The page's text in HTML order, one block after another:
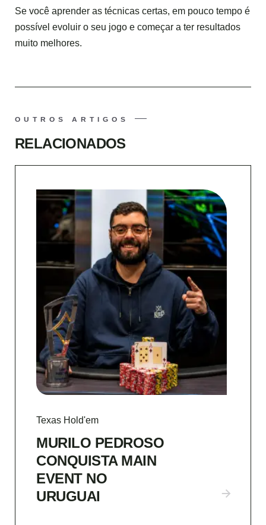
Se você aprender as técnicas certas, em pouco tempo é
possível evoluir o seu jogo e começar a ter resultados
muito melhores.
OUTROS ARTIGOS
RELACIONADOS
Texas Hold'em
MURILO PEDROSO
CONQUISTA MAIN
EVENT NO
URUGUAI